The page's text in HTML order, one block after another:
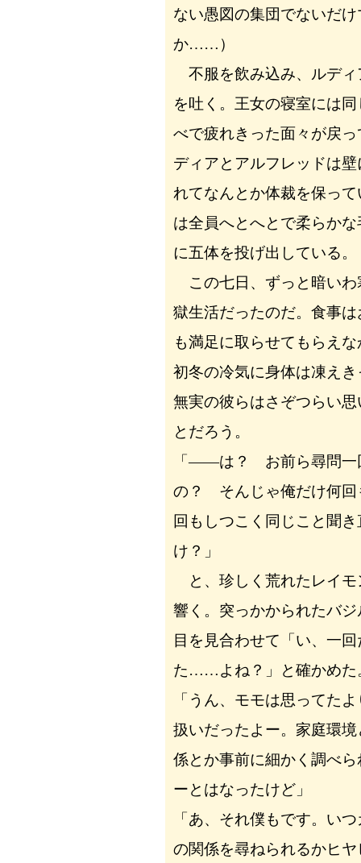
ない愚図の集団でないだけ
か……）
不服を飲み込み、ルディ
を吐く。王女の寝室には
べで疲れきった面々が戻
ディアとアルフレッドは
れてなんとか体裁を保っ
は全員へとへとで柔らか
に五体を投げ出している。
この七日、ずっと暗いわ
獄生活だったのだ。食事
も満足に取らせてもらえ
初冬の冷気に身体は凍え
無実の彼らはさぞつらい
とだろう。
「――は？ お前ら尋問一
の？ そんじゃ俺だけ何回
回もしつこく同じこと聞
け？」
と、珍しく荒れたレイモ
響く。突っかかられたバ
目を見合わせて「い、一
た……よね？」と確かめた
「うん、モモは思ってた
扱いだったよー。家庭環
係とか事前に細かく調べ
ーとはなったけど」
「あ、それ僕もです。い
の関係を尋ねられるかヒ